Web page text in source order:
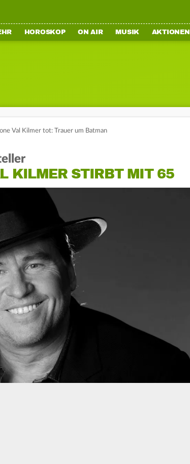
HOROSKOP ON AIR MUSIK AKTIONEN
Val Kilmer tot: Trauer um Batman
KILMER STIRBT MIT 65